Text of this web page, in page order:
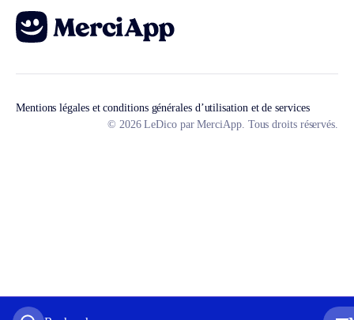
Mentions légales et conditions générales d’utilisation et de services
© 2026 LeDico par MerciApp. Tous droits réservés.